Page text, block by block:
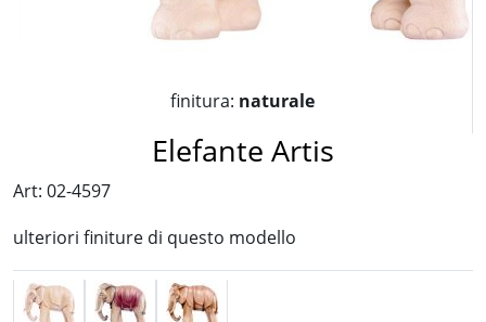
finitura: naturale
Elefante Artis
Art: 02-4597
ulteriori finiture di questo modello